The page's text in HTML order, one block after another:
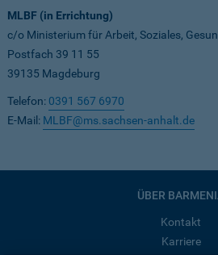
MLBF (in Errichtung)
c/o Ministerium für Arbeit, Soziales,
Postfach 39 11 55
39135 Magdeburg
Telefon: 0391 567 6970
E-Mail: MLBF@ms.sachsen-anhalt.de
ÜBER
Kontakt
Karriere